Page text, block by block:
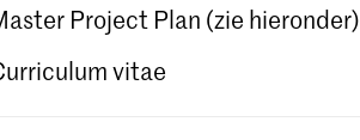
Project Plan (zie hieronder)
vitae